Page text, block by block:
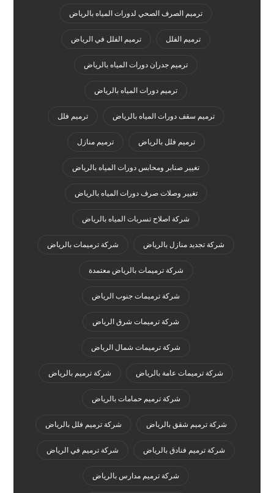
ترميم الصرف الصحي لدورات المياه بالرياض
ترميم الفلل ترميم الفلل في الرياض
ترميم جدران دورات المياه بالرياض
ترميم دورات المياه بالرياض
ترميم سقف دورات المياه بالرياض ترميم فلل
ترميم فلل بالرياض ترميم منازل
تغيير صنابر ومحابس دورات المياه بالرياض
تغيير وصلات صرف دورات المياه بالرياض
شركة اصلاح تسربات المياه بالرياض
شركة تجديد منازل بالرياض شركة ترميمات بالرياض
شركة ترميمات بالرياض معتمدة
شركة ترميمات جنوب الرياض
شركة ترميمات شرق الرياض
شركة ترميمات شمال الرياض
شركة ترميمات عامة بالرياض شركة ترميم بالرياض
شركة ترميم حمامات بالرياض
شركة ترميم شقق بالرياض شركة ترميم فلل بالرياض
شركة ترميم فنادق بالرياض شركة ترميم في الرياض
شركة ترميم مدارس بالرياض